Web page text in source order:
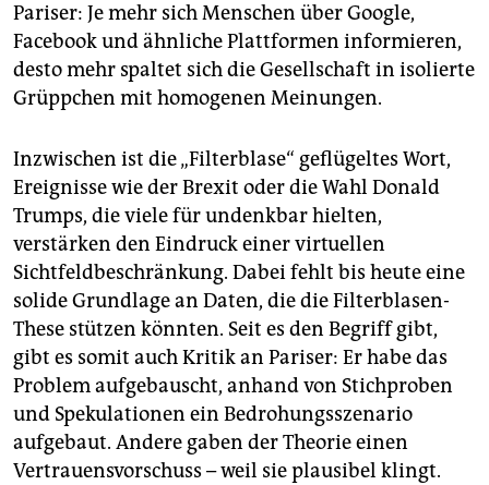
Pariser: Je mehr sich Menschen über Google,
Facebook und ähnliche Plattformen informieren,
desto mehr spaltet sich die Gesellschaft in isolierte
Grüppchen mit homogenen Meinungen.
Inzwischen ist die „Filterblase“ geflügeltes Wort,
Ereignisse wie der Brexit oder die Wahl Donald
Trumps, die viele für undenkbar hielten,
verstärken den Eindruck einer virtuellen
Sichtfeldbeschränkung. Dabei fehlt bis heute eine
solide Grundlage an Daten, die die Filterblasen-
These stützen könnten. Seit es den Begriff gibt,
gibt es somit auch Kritik an Pariser: Er habe das
Problem aufgebauscht, anhand von Stichproben
und Spekulationen ein Bedrohungsszenario
aufgebaut. Andere gaben der Theorie einen
Vertrauensvorschuss – weil sie plausibel klingt.